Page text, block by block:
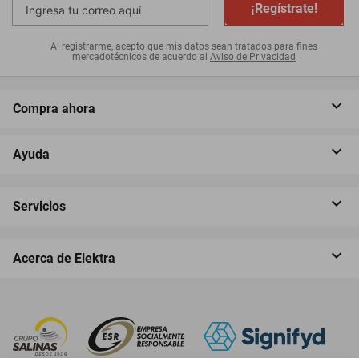
¡Regístrate!
Al registrarme, acepto que mis datos sean tratados para fines
mercadotécnicos de acuerdo al Aviso de Privacidad
Compra ahora
Ayuda
Servicios
Acerca de Elektra